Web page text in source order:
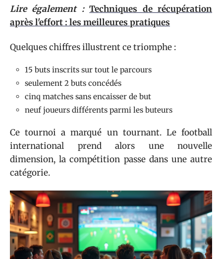
Lire également : Techniques de récupération
après l'effort : les meilleures pratiques
Quelques chiffres illustrent ce triomphe :
15 buts inscrits sur tout le parcours
seulement 2 buts concédés
cinq matches sans encaisser de but
neuf joueurs différents parmi les buteurs
Ce tournoi a marqué un tournant. Le football
international prend alors une nouvelle
dimension, la compétition passe dans une autre
catégorie.